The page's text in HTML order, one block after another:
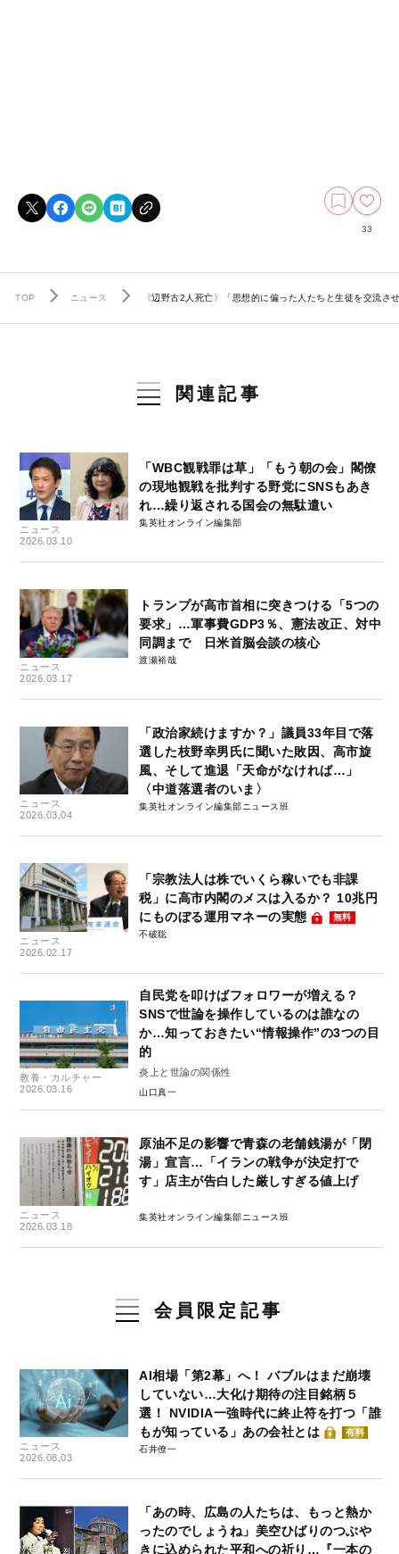
33
TOP ニュース 〈辺野古2人死亡〉「思想的に偏った人たちと生徒を交流
関連記事
ニュース
2026.03.10
「WBC観戦罪は草」「もう朝の会」閣僚
の現地観戦を批判する野党にSNSもあき
れ…繰り返される国会の無駄遣い
集英社オンライン編集部
ニュース
2026.03.17
トランプが高市首相に突きつける「5つの
要求」…軍事費GDP3％、憲法改正、対中
同調まで 日米首脳会談の核心
渡瀬裕哉
ニュース
2026.03.04
「政治家続けますか？」議員33年目で落
選した枝野幸男氏に聞いた敗因、高市旋
風、そして進退「天命がなければ…」
〈中道落選者のいま〉
集英社オンライン編集部ニュース班
ニュース
2026.02.17
「宗教法人は株でいくら稼いでも非課
税」に高市内閣のメスは入るか？ 10兆円
にものぼる運用マネーの実態
無料
不破聡
教養・カルチャー
2026.03.16
自民党を叩けばフォロワーが増える？
SNSで世論を操作しているのは誰なの
か…知っておきたい“情報操作”の3つの目
的
炎上と世論の関係性
山口真一
ニュース
2026.03.18
原油不足の影響で青森の老舗銭湯が「閉
湯」宣言…「イランの戦争が決定打で
す」店主が告白した厳しすぎる値上げ
集英社オンライン編集部ニュース班
会員限定記事
ニュース
2026.08.03
AI相場「第2幕」へ！ バブルはまだ崩壊
していない…大化け期待の注目銘柄５
選！ NVIDIA一強時代に終止符を打つ「誰
もが知っている」あの会社とは
有料
石井僚一
「あの時、広島の人たちは、もっと熱か
ったのでしょうね」美空ひばりのつぶや
きに込められた平和への祈り…『一本の